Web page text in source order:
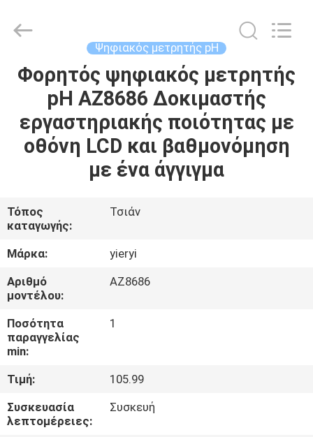
ΑΡΧΙΚΉ
ΣΕΛΊΔΑ
ΠΡΟΪΌΝΤΑ
ΜΕ
ΕΜΆΣ
ΓΎΡΟΣ
ΕΡΓΟΣΤΑΣΊΩΝ
ΠΟΙΟΤΙΚΌΣ
ΈΛΕΓΧΟΣ
ΕΠΑΦΉ
Technology
Reserved.
Ψηφιακός μετρητής pH
Φορητός ψηφιακός μετρητής
pH AZ8686 Δοκιμαστής
εργαστηριακής ποιότητας με
οθόνη LCD και βαθμονόμηση
με ένα άγγιγμα
Τόπος
καταγωγής:
Τσιάν
Μάρκα:
yieryi
Αριθμό
μοντέλου:
AZ8686
Ποσότητα
παραγγελίας
min:
1
Τιμή:
105.99
Συσκευασία
λεπτομέρειες:
Συσκευή